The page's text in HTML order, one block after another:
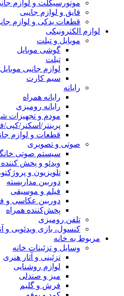
موتورسیکلت و لوازم
قایق و لوازم جانبی
قطعات یدکی و لوازم
لوازم الکترونیکی
موبایل و تبلت
گوشی موبایل
تبلت
لوازم جانبی
سیم کارت
رایانه
رایانه همراه
رایانه رومیزی
مودم و تجهیزات
پرینتر/اسکنر/
قطعات و لوازم
صوتی و تصویری
سیستم صوتی
ویدئو و پخش کننده DVD
تلویزیون و پروژکتور
دوربین مداربسته
فیلم و موسیقی
دوربین عکاسی و
پخش‌کننده همراه
تلفن رومیزی
کنسول، بازی‌ ویدئویی و
مربوط به خانه
وسایل و تزئینات خانه
تزئینی و آثار هنری
لوازم روشنایی
میز و صندلی
فرش و گلیم